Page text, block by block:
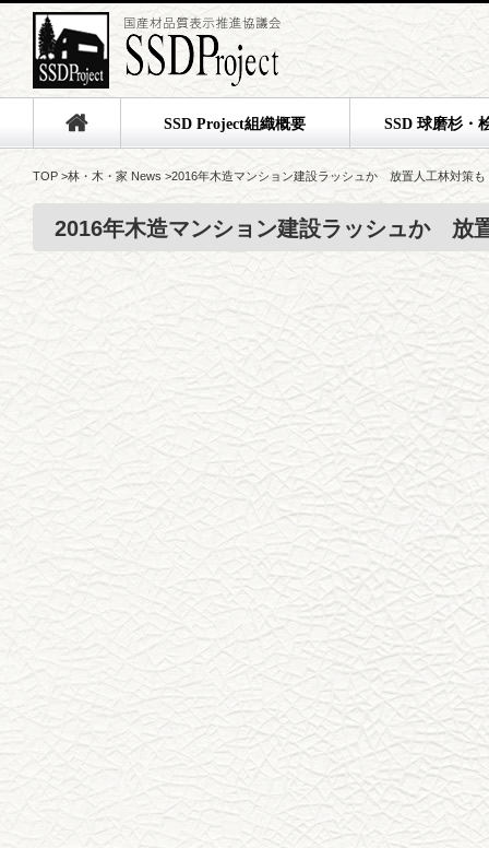
SSD Project組織概要 SSD 球磨杉・
TOP >林・木・家 News >2016年木造マンション建設ラッシュか 放置人工林対策も
2016年木造マンション建設ラッシュか 放